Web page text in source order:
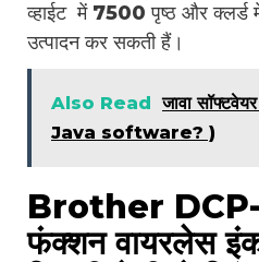
व्हाईट में 7500 पृष्ठ और
उत्पादन कर सकती हैं।
Also Read
जावा
Java software? )
Brother DCP-
फंक्शन वायरलेस